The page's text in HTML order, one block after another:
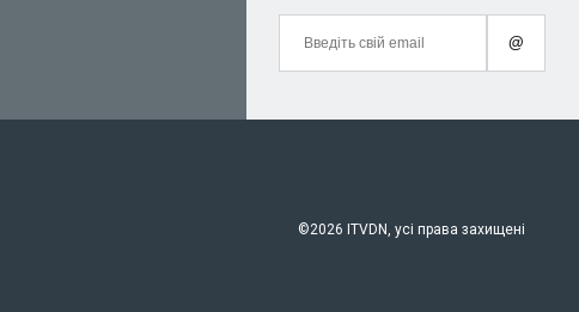
@
©2026 ITVDN, усі права захищені